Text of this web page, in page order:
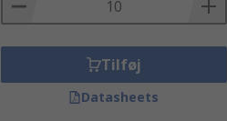
Tilføj
Datasheets